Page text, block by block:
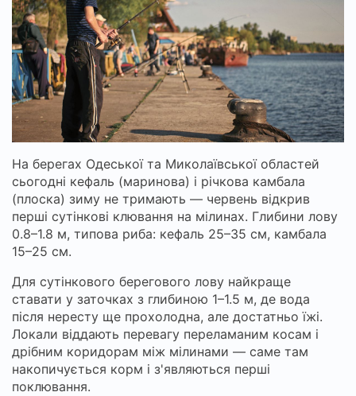
На берегах Одеської та Миколаївської областей
сьогодні кефаль (маринова) і річкова камбала
(плоска) зиму не тримають — червень відкрив
перші сутінкові клювання на мілинах. Глибини лову
0.8–1.8 м, типова риба: кефаль 25–35 см, камбала
15–25 см.
Для сутінкового берегового лову найкраще
ставати у заточках з глибиною 1–1.5 м, де вода
після нересту ще прохолодна, але достатньо їжі.
Локали віддають перевагу переламаним косам і
дрібним коридорам між мілинами — саме там
накопичується корм і з'являються перші
поклювання.